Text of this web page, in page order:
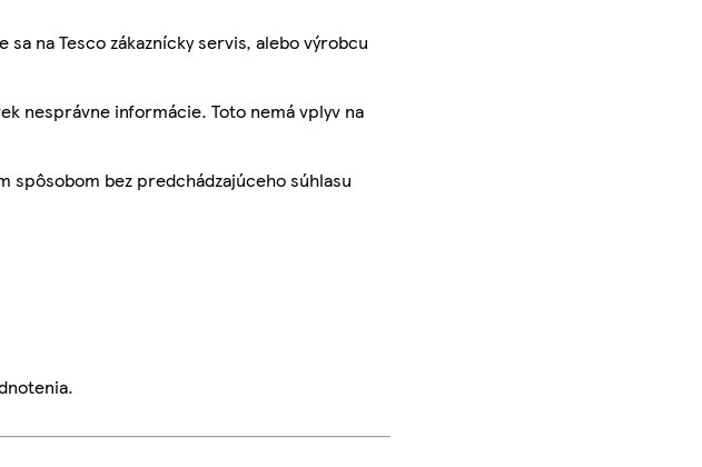
na Tesco zákaznícky servis, alebo výrobcu
nesprávne informácie. Toto nemá vplyv na
spôsobom bez predchádzajúceho súhlasu